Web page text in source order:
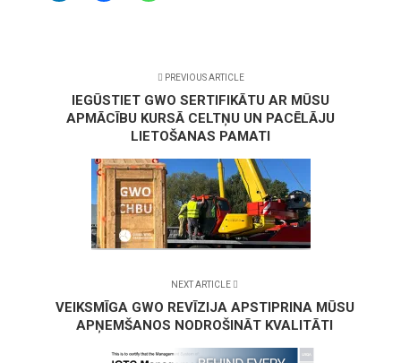
PREVIOUS ARTICLE
IEGŪSTIET GWO SERTIFIKĀTU AR MŪSU
APMĀCĪBU KURSĀ CELTŅU UN PACĒLĀJU
LIETOŠANAS PAMATI
NEXT ARTICLE
VEIKSMĪGA GWO REVĪZIJA APSTIPRINA MŪSU
APŅEMŠANOS NODROŠINĀT KVALITĀTI